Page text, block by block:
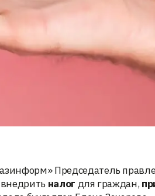
Председатель
налог для граждан,